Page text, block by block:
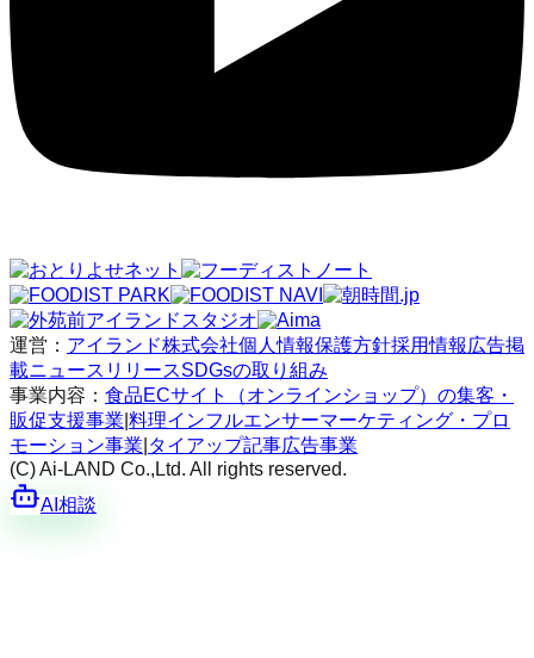
運営： アイランド株式会社個人情報保護方針採用情報広告掲
載ニュースリリースSDGsの取り組み
事業内容： 食品ECサイト（オンラインショップ）の集客・
販促支援事業 料理インフルエンサーマーケティング・プロ
モーション事業 タイアップ記事広告事業
(C) Ai-LAND Co.,Ltd. All rights reserved.
AI相談